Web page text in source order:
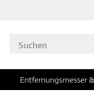
Entfernungsmesser